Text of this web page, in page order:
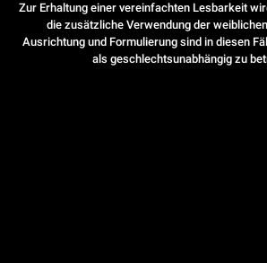
Zur Erhaltung einer vereinfachten Lesbarkeit
die zusätzliche Verwendung der
Ausrichtung und Formulierung sind in diesen
als geschlechtsunabhängig zu